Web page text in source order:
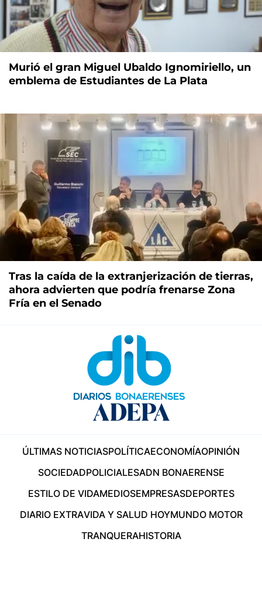
Murió el gran Miguel Ubaldo Ignomiriello, un
emblema de Estudiantes de La Plata
Tras la caída de la extranjerización de tierras,
ahora advierten que podría frenarse Zona
Fría en el Senado
ÚLTIMAS NOTICIASPOLÍTICAECONOMÍAOPINIÓN
SOCIEDADPOLICIALESADN BONAERENSE
ESTILO DE VIDAMEDIOSEMPRESASDEPORTES
DIARIO EXTRAVIDA Y SALUD HOYMUNDO MOTOR
TRANQUERAHISTORIA